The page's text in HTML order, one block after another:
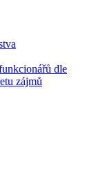
dle
zájmů